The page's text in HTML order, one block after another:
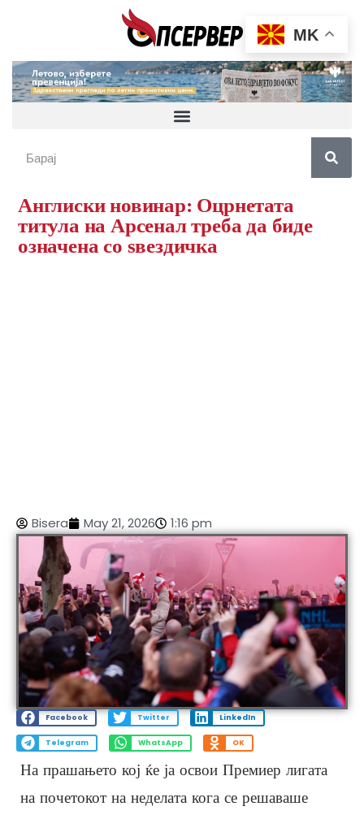
Англиски новинар: Оцрнетата
титула на Арсенал треба да биде
означена со ѕвездичка
Bisera May 21, 2026 1:16 pm
Facebook Twitter LinkedIn
Telegram WhatsApp OK
На прашањето кој ќе ја освои Премиер лигата
на почетокот на неделата кога се решаваше
MK